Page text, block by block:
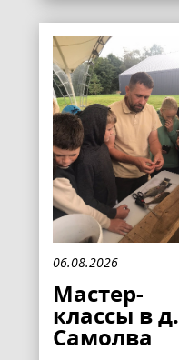
06.08.2026
Мастер-
классы в д.
Самолва